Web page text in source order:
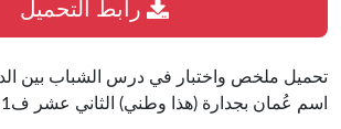
تحميل ملخص واختبار في درس الشباب بين
اسم عُمان بجدارة (هذا وطني) الثاني عشر ف1 | عُمان